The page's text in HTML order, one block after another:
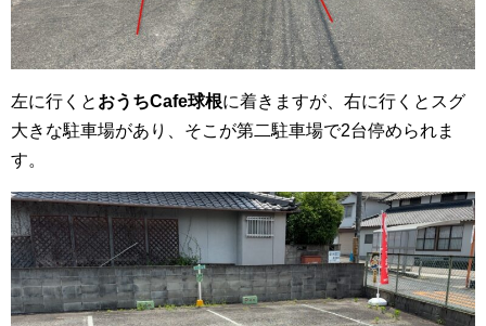
左に行くと おうちCafe球根に着きますが、右に行くとスグ
大きな駐車場があり、そこが第二駐車場で2台停められま
す。